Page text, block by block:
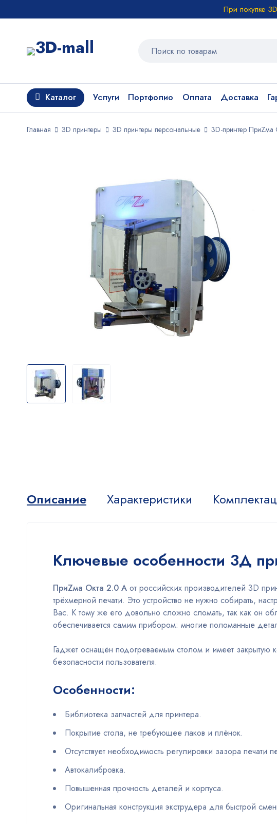
При покупке
Каталог Услуги Портфолио Оплата Доставка
Главная 3D принтеры 3D принтеры персональные 3D-принтер ПриZма
Описание Характеристики
Ключевые особенности 3Д
ПриZма Окта 2.0 A от российских производителей 3D
трёхмерной печати. Это устройство не нужно собирать,
Вас. К тому же его довольно сложно сломать, так как он
обеспечивается самим прибором: многие поломанные
Гаджет оснащён подогреваемым столом и имеет закрытую
безопасности пользователя.
Особенности:
Библиотека запчастей для принтера.
Покрытие стола, не требующее лаков и плёнок.
Отсутствует необходимость регулировки зазора печати
Автокалибровка.
Повышенная прочность деталей и корпуса.
Оригинальная конструкция экструдера для быстрой